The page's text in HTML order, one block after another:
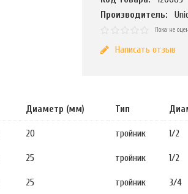
Производитель:
Пока не
Написать отзыв
Диаметр (мм) Тип
20 тройник 1/2
25 тройник 1/2
25 тройник 3/4